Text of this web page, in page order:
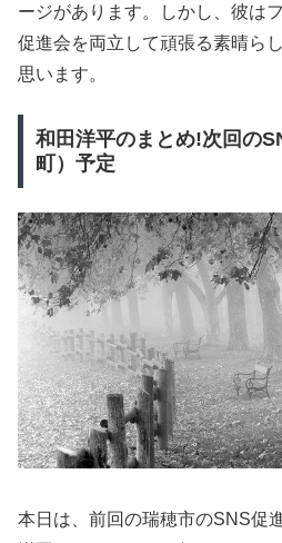
ージがあります。しかし、彼は
促進会を両立して頑張る素晴ら
思います。
和田洋平のまとめ!次回の
町）予定
本日は、前回の瑞穂市のSNS促